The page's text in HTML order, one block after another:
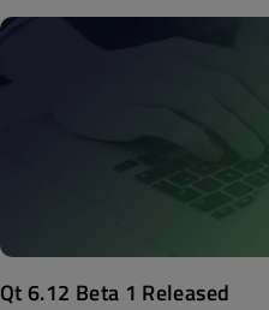
Qt 6.12 Beta 1 Released